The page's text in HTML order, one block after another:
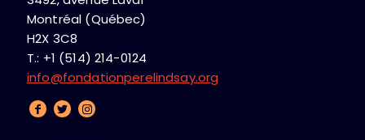
Montréal (Québec)
H2X 3C8
T.: +1 (514) 214-0124
info@fondationperelindsay.org